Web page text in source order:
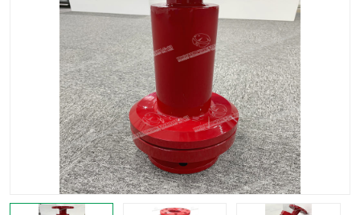
管道除垢 锅炉除垢
防垢器 CPMR商用防垢器/家用防
垢器
工业除垢 清碳燃油催化器